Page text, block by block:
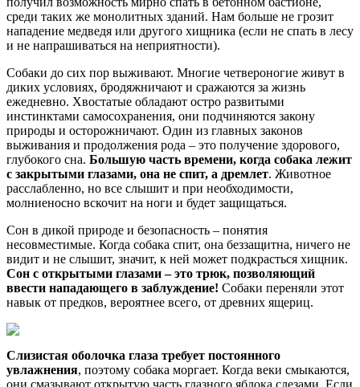
среди таких же монолитных зданий. Нам больше не грозит
нападение медведя или другого хищника (если не спать в лесу
и не напрашиваться на неприятности).
Собаки до сих пор выживают. Многие четвероногие живут в
диких условиях, бродяжничают и сражаются за жизнь
ежедневно. Хвостатые обладают остро развитыми
инстинктами самосохранения, они подчиняются закону
природы и осторожничают. Один из главных законов
выживания и продолжения рода – это получение здорового,
глубокого сна. Большую часть времени, когда собака лежит
с закрытыми глазами, она не спит, а дремлет. Животное
расслабленно, но все слышит и при необходимости,
молниеносно вскочит на ноги и будет защищаться.
Сон в дикой природе и безопасность – понятия
несовместимые. Когда собака спит, она беззащитна, ничего не
видит и не слышит, значит, к ней может подкрасться хищник.
Сон с открытыми глазами – это трюк, позволяющий
ввести нападающего в заблуждение! Собаки переняли этот
навык от предков, вероятнее всего, от древних ящериц.
Слизистая оболочка глаза требует постоянного
увлажнения, поэтому собака моргает. Когда веки смыкаются,
они смазывают открытую часть глазного яблока слезами. Если